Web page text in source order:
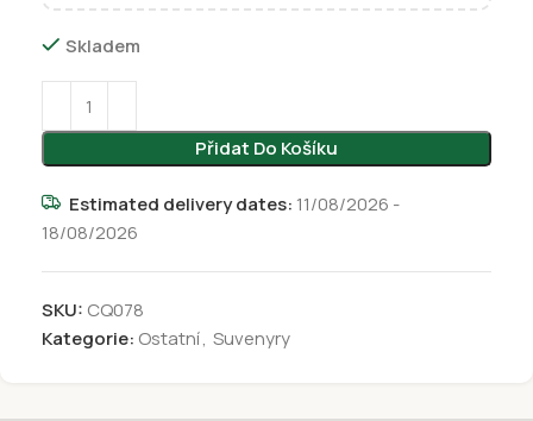
Skladem
Přidat Do Košíku
Estimated delivery dates: 11/08/2026 -
18/08/2026
SKU: CQ078
Kategorie: Ostatní, Suvenyry